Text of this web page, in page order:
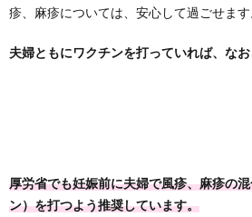
疹、麻疹については、安心して過ごせます
夫婦ともにワクチンを打っていれば、なお
厚労省でも妊娠前に夫婦で風疹、麻疹の
ン）を打つよう推奨しています。